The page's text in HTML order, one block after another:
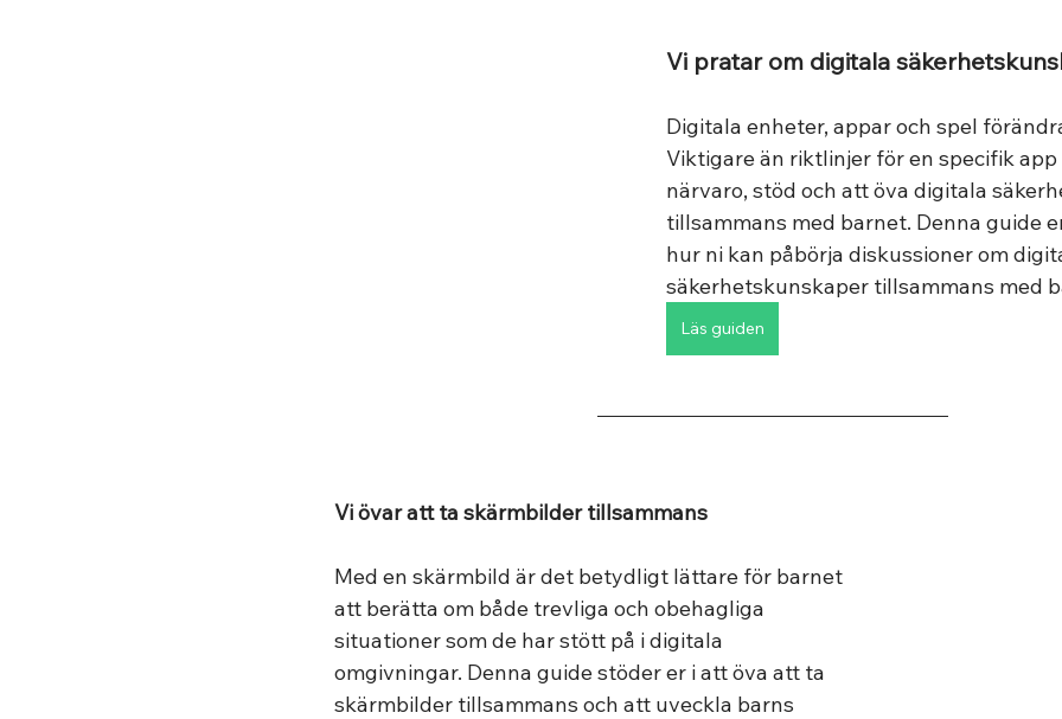
Vi pratar om digitala
Digitala enheter, appar och spel
Viktigare än riktlinjer för en specifik
närvaro, stöd och att öva digitala
tillsammans med barnet. Denna guide
hur ni kan påbörja diskussioner om
säkerhetskunskaper tillsammans med
Läs guiden
Vi övar att ta skärmbilder tillsammans
Med en skärmbild är det betydligt lättare för barnet
att berätta om både trevliga och obehagliga
situationer som de har stött på i digitala
omgivningar. Denna guide stöder er i att öva att ta
skärmbilder tillsammans och att uveckla barns